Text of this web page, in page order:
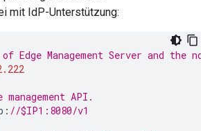
mit IdP-Unterstützung:
Edge Management Server and the
management API.
: //$IP1:8080/v1